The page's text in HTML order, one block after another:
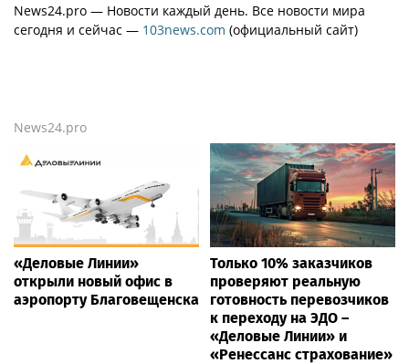
News24.pro — Новости каждый день. Все новости мира
сегодня и сейчас — 103news.com (официальный сайт)
News24.pro
«Деловые Линии»
открыли новый офис в
аэропорту Благовещенска
Только 10% заказчиков
проверяют реальную
готовность перевозчиков
к переходу на ЭДО –
«Деловые Линии» и
«Ренессанс страхование»